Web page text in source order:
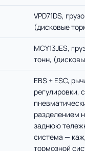
VPD71DS,
(дисковые
MCY13JES,
тонн,
EBS + ESC,
регулировки,
разделением
заднюю
система —
тормозной